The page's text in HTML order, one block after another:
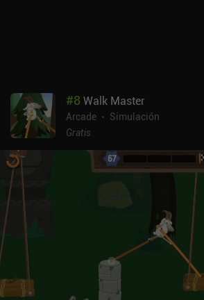
#8 Walk Master
Arcade
Simulación
Gratis